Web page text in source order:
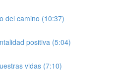
del camino (10:37)
positiva (5:04)
vidas (7:10)